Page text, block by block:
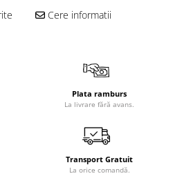
Cere informatii
Plata ramburs
La livrare fără avans.
Transport Gratuit
La orice comandă.